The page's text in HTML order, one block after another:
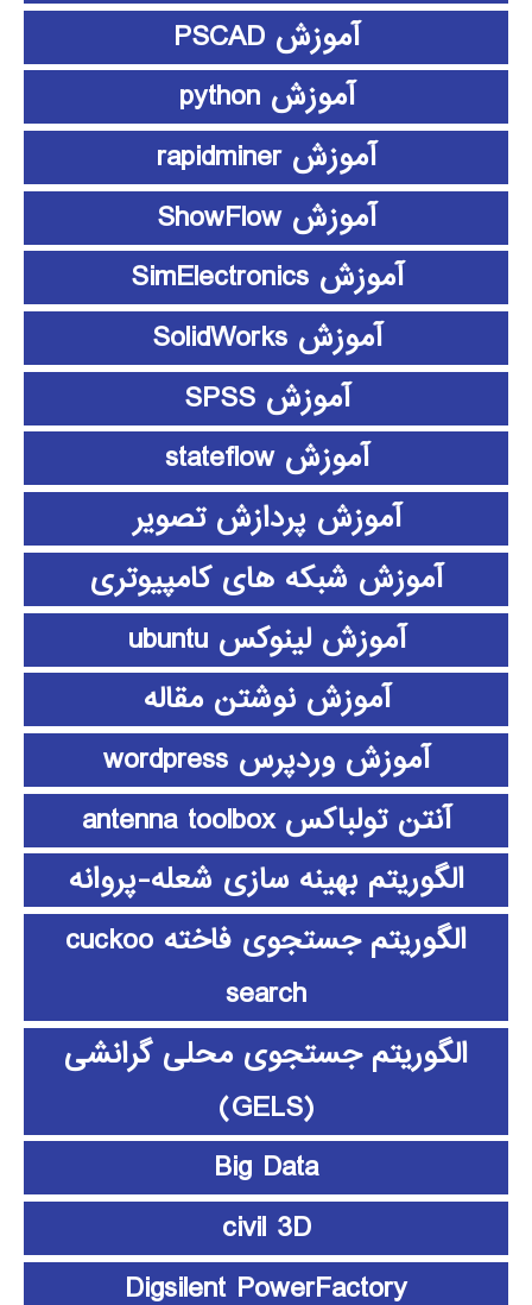
آموزش PSCAD
آموزش python
آموزش rapidminer
آموزش ShowFlow
آموزش SimElectronics
آموزش SolidWorks
آموزش SPSS
آموزش stateflow
آموزش پردازش تصویر
آموزش شبکه های کامپیوتری
آموزش لینوکس ubuntu
آموزش نوشتن مقاله
آموزش وردپرس wordpress
آنتن تولباکس antenna toolbox
الگوریتم بهینه سازی شعله-پروانه
الگوریتم جستجوی فاخته cuckoo
search
الگوریتم جستجوی محلی گرانشی
(GELS)
Big Data
civil 3D
Digsilent PowerFactory